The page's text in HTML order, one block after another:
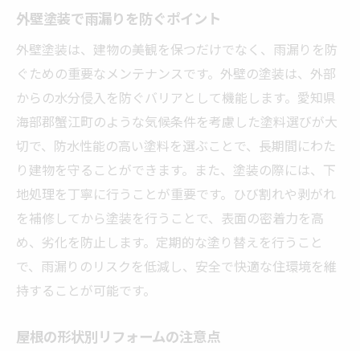
外壁塗装で雨漏りを防ぐポイント
外壁塗装は、建物の美観を保つだけでなく、雨漏りを防
ぐための重要なメンテナンスです。外壁の塗装は、外部
からの水分侵入を防ぐバリアとして機能します。愛知県
海部郡蟹江町のような気候条件を考慮した塗料選びが大
切で、防水性能の高い塗料を選ぶことで、長期間にわた
り建物を守ることができます。また、塗装の際には、下
地処理を丁寧に行うことが重要です。ひび割れや剥がれ
を補修してから塗装を行うことで、表面の密着力を高
め、劣化を防止します。定期的な塗り替えを行うこと
で、雨漏りのリスクを低減し、安全で快適な住環境を維
持することが可能です。
屋根の形状別リフォームの注意点